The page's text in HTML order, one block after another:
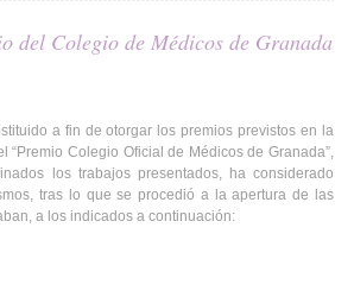
del Colegio de Médicos de Granada
a fin de otorgar los premios previstos en la
“Premio Colegio Oficial de Médicos de Granada”,
los trabajos presentados, ha considerado
tras lo que se procedió a la apertura de las
a los indicados a continuación: